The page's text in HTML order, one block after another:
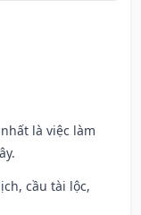
là việc làm
cầu tài lộc,